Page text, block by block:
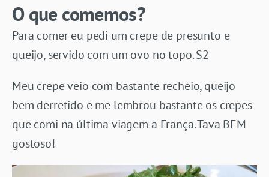
O que comemos?
Para comer eu pedi um crepe de presunto e
queijo, servido com um ovo no topo. S2
Meu crepe veio com bastante recheio, queijo
bem derretido e me lembrou bastante os crepes
que comi na última viagem a França. Tava BEM
gostoso!